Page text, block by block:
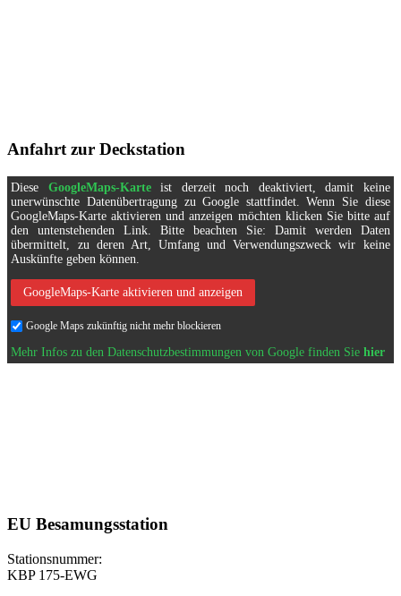
Anfahrt zur Deckstation
Diese GoogleMaps-Karteist derzeit noch deaktiviert, damit keine
unerwünschte Datenübertragung zu Google stattfindet. Wenn Sie diese
GoogleMaps-Karte aktivieren und anzeigen möchten klicken Sie bitte auf
den untenstehenden Link. Bitte beachten Sie: Damit werden Daten
übermittelt, zu deren Art, Umfang und Verwendungszweck wir keine
Auskünfte geben können.
GoogleMaps-Karte aktivieren und anzeigen
Google Maps zukünftig nicht mehr blockieren
Mehr Infos zu den Datenschutzbestimmungen von Google finden Siehier
EU Besamungsstation
Stationsnummer:
KBP 175-EWG